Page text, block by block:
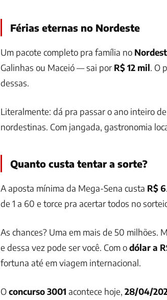
Férias eternas no Nordeste
Um pacote completo pra família no
Galinhas ou Maceió — sai por R$ 12 mil. O
dessas.
Literalmente: dá pra passar o ano inteiro
nordestinas. Com jangada, gastronomia
Quanto custa tentar a sorte?
A aposta mínima da Mega-Sena custa R$ 6
de 1 a 60 e torce pra acertar todos no
As chances? Uma em mais de 50 milhões.
e dessa vez pode ser você. Com odólar a
fortuna até em viagem internacional.
Oconcurso 3001 acontece hoje, 28/04/